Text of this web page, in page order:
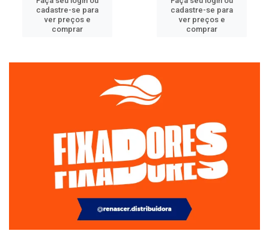
cadastre-se para
ver preços e
comprar
cadastre-se para
ver preços e
comprar